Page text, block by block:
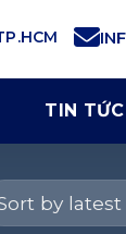
TIN